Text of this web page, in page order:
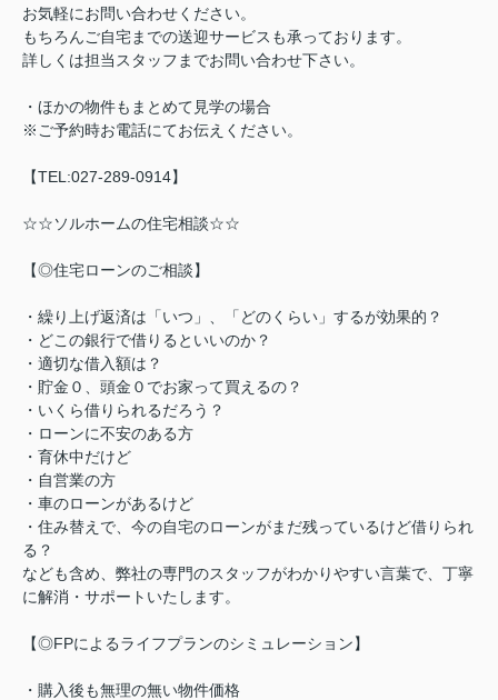
お気軽にお問い合わせください。
もちろんご自宅までの送迎サービスも承っております。
詳しくは担当スタッフまでお問い合わせ下さい。
・ほかの物件もまとめて見学の場合
※ご予約時お電話にてお伝えください。
【TEL:027-289-0914】
☆☆ソルホームの住宅相談☆☆
【◎住宅ローンのご相談】
・繰り上げ返済は「いつ」、「どのくらい」するが効果的？
・どこの銀行で借りるといいのか？
・適切な借入額は？
・貯金０、頭金０でお家って買えるの？
・いくら借りられるだろう？
・ローンに不安のある方
・育休中だけど
・自営業の方
・車のローンがあるけど
・住み替えで、今の自宅のローンがまだ残っているけど借りられ
る？
なども含め、弊社の専門のスタッフがわかりやすい言葉で、丁寧
に解消・サポートいたします。
【◎FPによるライフプランのシミュレーション】
・購入後も無理の無い物件価格